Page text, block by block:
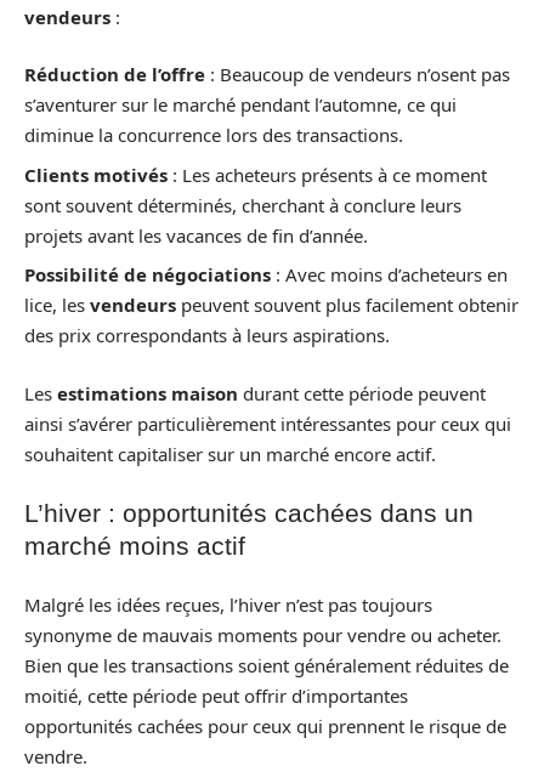
vendeurs :
Réduction de l’offre : Beaucoup de vendeurs n’osent pas
s’aventurer sur le marché pendant l’automne, ce qui
diminue la concurrence lors des transactions.
Clients motivés : Les acheteurs présents à ce moment
sont souvent déterminés, cherchant à conclure leurs
projets avant les vacances de fin d’année.
Possibilité de négociations : Avec moins d’acheteurs en
lice, les vendeurs peuvent souvent plus facilement obtenir
des prix correspondants à leurs aspirations.
Les estimations maison durant cette période peuvent
ainsi s’avérer particulièrement intéressantes pour ceux qui
souhaitent capitaliser sur un marché encore actif.
L’hiver : opportunités cachées dans un
marché moins actif
Malgré les idées reçues, l’hiver n’est pas toujours
synonyme de mauvais moments pour vendre ou acheter.
Bien que les transactions soient généralement réduites de
moitié, cette période peut offrir d’importantes
opportunités cachées pour ceux qui prennent le risque de
vendre.